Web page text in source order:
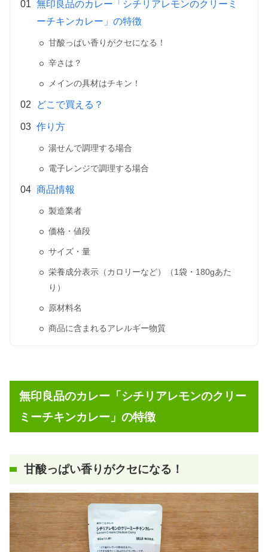
無印良品のカレー「シチリアレモンのクリーミ
ーチキンカレー」の特徴
甘酸っぱい香りがクセになる！
辛さは？
メインの具材はチキン！
どこで買える？
作り方
湯せんで調理する場合
電子レンジで調理する場合
商品情報
製造業者
価格・値段
サイズ・量
栄養成分表示（カロリーなど）（1袋・180gあた
り）
原材料名
商品に含まれるアレルギー物質
無印良品のカレー「シチリアレモンのクリー
ミーチキンカレー」の特徴
甘酸っぱい香りがクセになる！